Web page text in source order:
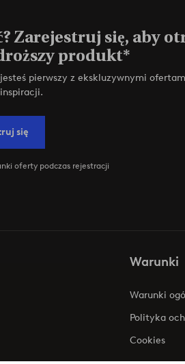
Zarejestruj się, aby
produkt*
pierwszy z ekskluzywnymi
się
oferty podczas rejestracji
Warunki
Warunki
Polityka
Cookies